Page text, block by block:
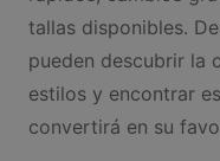
tallas disponibles.
pueden descubrir la
estilos y encontrar
convertirá en su